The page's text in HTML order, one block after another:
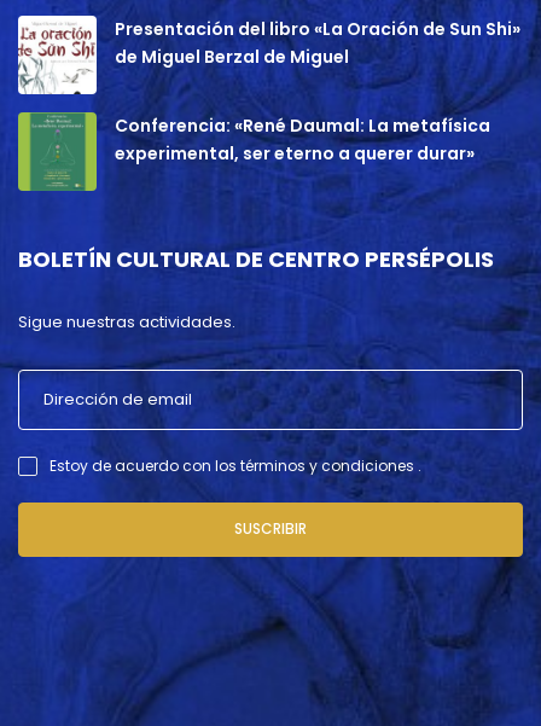
Presentación del libro «La Oración de Sun Shi»
de Miguel Berzal de Miguel
Conferencia: «René Daumal: La metafísica
experimental, ser eterno a querer durar»
BOLETÍN CULTURAL DE CENTRO PERSÉPOLIS
Sigue nuestras actividades.
Estoy de acuerdo con los términos y condiciones .
SUSCRIBIR